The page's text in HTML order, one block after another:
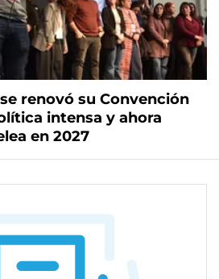
renovó su Convención
intensa y ahora
en 2027